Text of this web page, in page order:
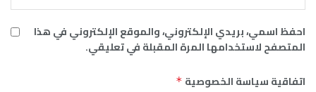
احفظ اسمي، بريدي الإلكتروني، والموقع الإلكتروني في هذا
المتصفح لاستخدامها المرة المقبلة في تعليقي.
اتفاقية سياسة الخصوصية *